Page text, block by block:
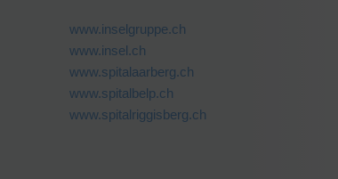
www.inselgruppe.ch
www.insel.ch
www.spitalaarberg.ch
www.spitalbelp.ch
www.spitalriggisberg.ch